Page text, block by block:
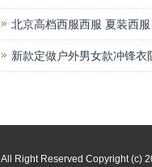
北京高档西服西服 夏装西
新款定做户外男女款冲锋衣
Right Reserved Copyright (c)